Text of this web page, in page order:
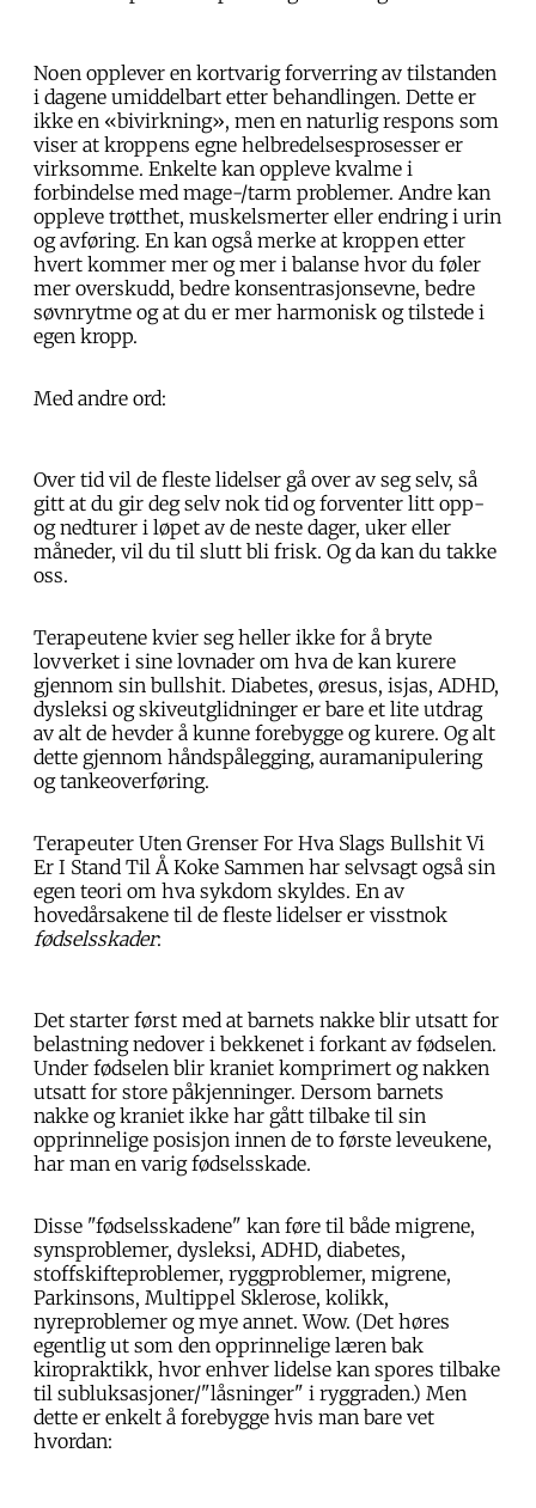
Noen opplever en kortvarig forverring av tilstanden
i dagene umiddelbart etter behandlingen. Dette er
ikke en «bivirkning», men en naturlig respons som
viser at kroppens egne helbredelsesprosesser er
virksomme. Enkelte kan oppleve kvalme i
forbindelse med mage-/tarm problemer. Andre kan
oppleve trøtthet, muskelsmerter eller endring i urin
og avføring. En kan også merke at kroppen etter
hvert kommer mer og mer i balanse hvor du føler
mer overskudd, bedre konsentrasjonsevne, bedre
søvnrytme og at du er mer harmonisk og tilstede i
egen kropp.
Med andre ord:
Over tid vil de fleste lidelser gå over av seg selv, så
gitt at du gir deg selv nok tid og forventer litt opp-
og nedturer i løpet av de neste dager, uker eller
måneder, vil du til slutt bli frisk. Og da kan du takke
oss.
Terapeutene kvier seg heller ikke for å bryte
lovverket i sine lovnader om hva de kan kurere
gjennom sin bullshit. Diabetes, øresus, isjas, ADHD,
dysleksi og skiveutglidninger er bare et lite utdrag
av alt de hevder å kunne forebygge og kurere. Og alt
dette gjennom håndspålegging, auramanipulering
og tankeoverføring.
Terapeuter Uten Grenser For Hva Slags Bullshit Vi
Er I Stand Til Å Koke Sammen har selvsagt også sin
egen teori om hva sykdom skyldes. En av
hovedårsakene til de fleste lidelser er visstnok
fødselsskader:
Det starter først med at barnets nakke blir utsatt for
belastning nedover i bekkenet i forkant av fødselen.
Under fødselen blir kraniet komprimert og nakken
utsatt for store påkjenninger. Dersom barnets
nakke og kraniet ikke har gått tilbake til sin
opprinnelige posisjon innen de to første leveukene,
har man en varig fødselsskade.
Disse "fødselsskadene" kan føre til både migrene,
synsproblemer, dysleksi, ADHD, diabetes,
stoffskifteproblemer, ryggproblemer, migrene,
Parkinsons, Multippel Sklerose, kolikk,
nyreproblemer og mye annet. Wow. (Det høres
egentlig ut som den opprinnelige læren bak
kiropraktikk, hvor enhver lidelse kan spores tilbake
til subluksasjoner/"låsninger" i ryggraden.) Men
dette er enkelt å forebygge hvis man bare vet
hvordan: